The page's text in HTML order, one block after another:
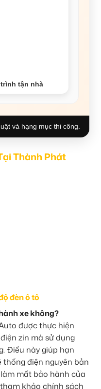
tận nhà
và hạng mục thi công.
Thành Phát
đèn ô tô
xe không?
được thực hiện
zin mà sử dụng
Điều này giúp hạn
điện nguyên bản
mất bảo hành của
khảo chính sách